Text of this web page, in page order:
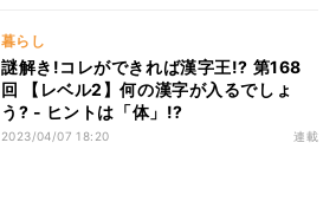
暮らし
謎解き!コレができれば漢字王!? 第168
回 【レベル2】何の漢字が入るでしょ
う? - ヒントは「体」!?
2023/04/07 18:20 連載